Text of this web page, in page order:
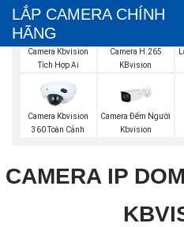
LẮP CAMERA CHÍNH
HÃNG
Camera Kbvision
Tích Hợp Ai
Camera H.265
KBvision
Camera Kbvision
360 Toàn Cảnh
Camera Đếm Người
Kbvision
CAMERA IP